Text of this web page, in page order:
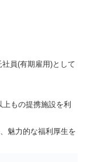
員(有期雇用)として
もの提携施設を利
魅力的な福利厚生を